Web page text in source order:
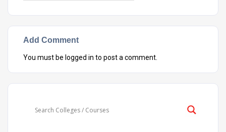
Add Comment
You must be logged in to post a comment.